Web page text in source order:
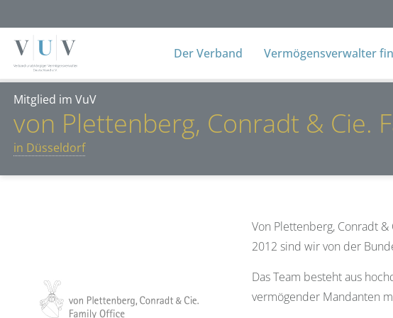
Der Verband Vermögensverwalter
Mitglied im VuV
von Plettenberg, Conradt & Cie.
in Düsseldorf
Von Plettenberg, Conradt &
2012 sind wir von der
Das Team besteht aus
vermögender Mandanten